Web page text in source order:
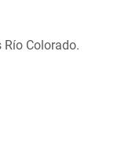
Colorado.